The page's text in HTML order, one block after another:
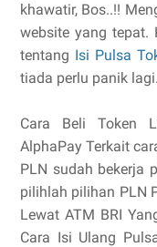
khawatir, Bos..!!
website yang tepat.
tentang Isi Pulsa
tiada perlu panik lagi.
Cara Beli Token
AlphaPay Terkait
PLN sudah bekerja
pilihlah pilihan PLN
Lewat ATM BRI
Cara Isi Ulang